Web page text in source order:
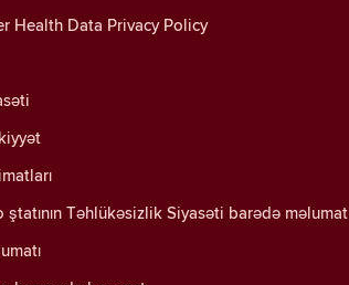
Health Data Privacy Policy
ştatının Təhlükəsizlik Siyasəti barədə məlumat